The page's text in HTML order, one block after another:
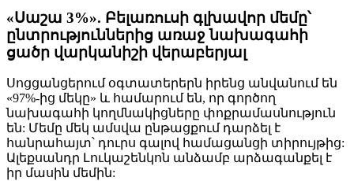
«Սաշա 3%». Բելառուսի գլխավոր մեմը՝
ընտրություններից առաջ նախագահի
ցածր վարկանիշի վերաբերյալ
Սոցցանցերում օգտատերերն իրենց անվանում են
«97%-ից մեկը» և համարում են, որ գործող
նախագահի կողմնակիցները փոքրամասնություն
են: Մեմը մեկ ամսվա ընթացքում դարձել է
հանրահայտ՝ դուրս գալով համացանցի տիրույթից:
Ալեքսանդր Լուկաշենկոն անձամբ արձագանքել է
իր մասին մեմին: